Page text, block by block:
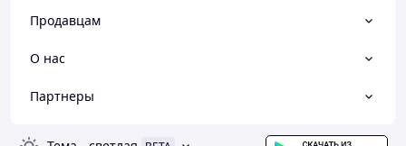
Продавцам
О нас
Партнеры